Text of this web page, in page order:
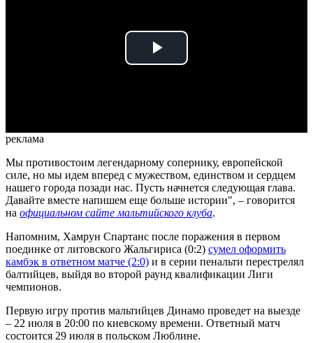
Play
реклама
Мы противостоим легендарному сопернику, европейской
силе, но мы идем вперед с мужеством, единством и сердцем
нашего города позади нас. Пусть начнется следующая глава.
Давайте вместе напишем еще больше истории", – говорится
на официальном сайте мальтийского клуба.
Напомним, Хамрун Спартанс после поражения в первом
поединке от литовского Жальгириса (0:2) сумел оформить
камбэк в ответном матче (2:0) и в серии пенальти перестрелял
балтийцев, выйдя во второй раунд квалификации Лиги
чемпионов.
Первую игру против мальтийцев Динамо проведет на выезде
– 22 июля в 20:00 по киевскому времени. Ответный матч
состоится 29 июля в польском Люблине.